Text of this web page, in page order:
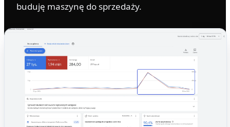
buduję maszynę do sprzedaży.